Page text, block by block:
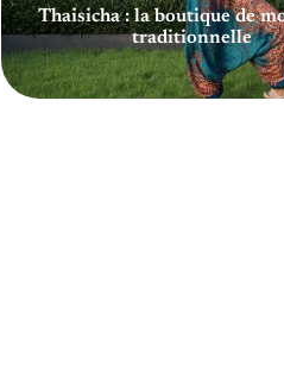
Thaisicha : la boutique de
traditionnelle